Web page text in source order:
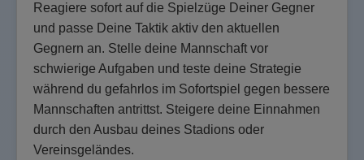
Reagiere sofort auf die Spielzüge Deiner Gegner
und passe Deine Taktik aktiv den aktuellen
Gegnern an. Stelle deine Mannschaft vor
schwierige Aufgaben und teste deine Strategie
während du gefahrlos im Sofortspiel gegen bessere
Mannschaften antrittst. Steigere deine Einnahmen
durch den Ausbau deines Stadions oder
Vereinsgeländes.